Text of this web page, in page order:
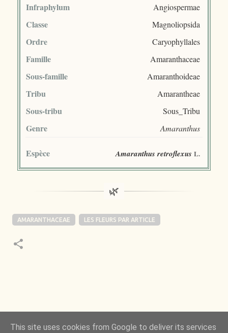
Infraphylum Angiospermae
Classe Magnoliopsida
Ordre Caryophyllales
Famille Amaranthaceae
Sous-famille Amaranthoideae
Tribu Amarantheae
Sous-tribu Sous_Tribu
Genre Amaranthus
Espèce Amaranthus retroflexus L.
AMARANTHACEAE LES FLEURS PAR ARTICLE
de la Nature m’a toujours émerveillé mais ce qui
This site uses cookies from Google to deliver its services